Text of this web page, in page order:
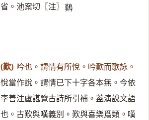
省。池案切〖注〗 𪇠
(歎) 吟也。謂情有所悅。吟歎而歌詠。
悅當作說。謂情已下十字各本無。今依
李善注盧諶覽古詩所引補。葢演說文語
也。古歎與嘆義別。歎與喜樂爲類。嘆